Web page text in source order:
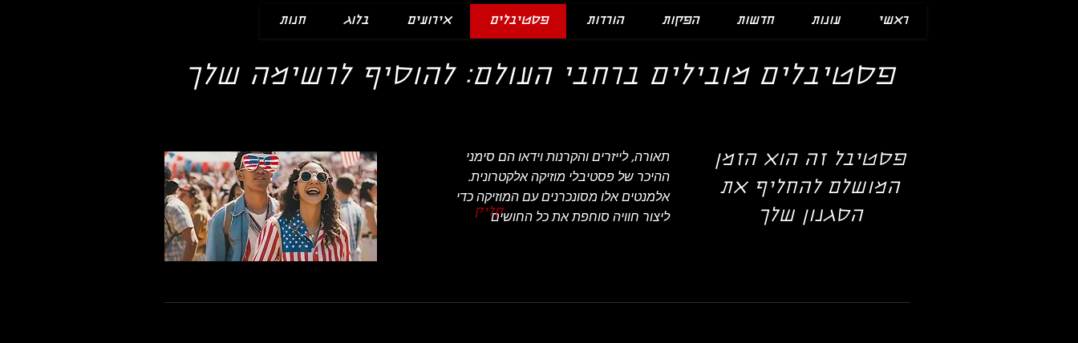
חנות בלוג אירועים פסטיבלים הורדות הפקות חדשות עונות ראשי
פסטיבלים מובילים ברחבי העולם: להוסיף לרשימה שלך
תאורה, לייזרים והקרנות וידאו הם סימני
ההיכר של פסטיבלי מוזיקה אלקטרונית.
אלמנטים אלו מסונכרנים עם המוזיקה כדי
ליצור חוויה סוחפת את כל החושיםקליק
פסטיבל זה הוא הזמן
המושלם להחליף את
הסגנון שלך